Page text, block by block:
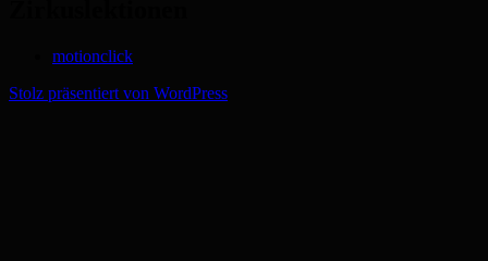
motionclick
Stolz präsentiert von WordPress